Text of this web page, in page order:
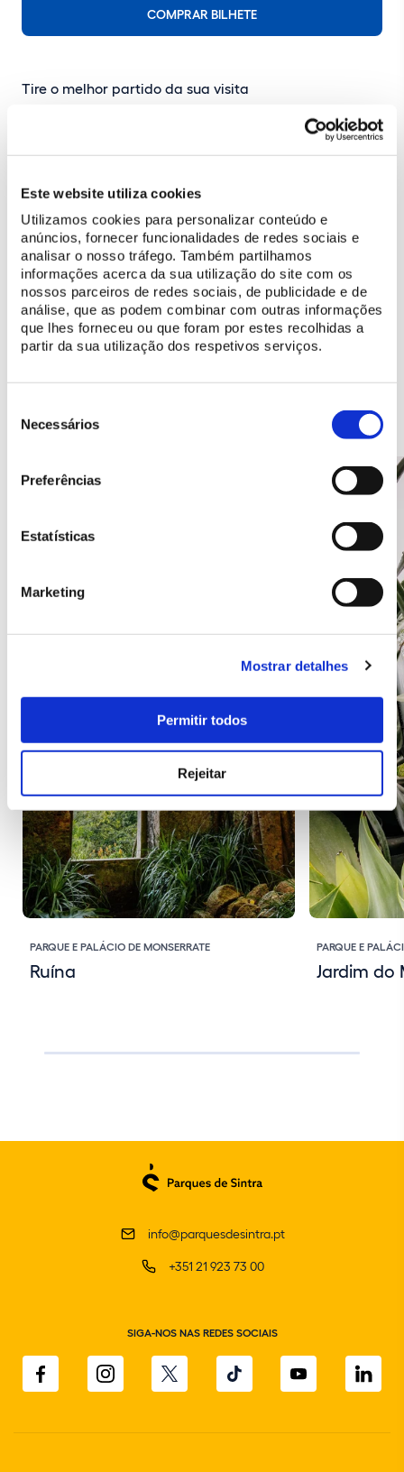
Este website utiliza cookies
Utilizamos cookies para personalizar conteúdo e
anúncios, fornecer funcionalidades de redes sociais e
analisar o nosso tráfego. Também partilhamos
informações acerca da sua utilização do site com os
nossos parceiros de redes sociais, de publicidade e de
análise, que as podem combinar com outras informações
que lhes forneceu ou que foram por estes recolhidas a
partir da sua utilização dos respetivos serviços.
Necessários
Preferências
Estatísticas
Marketing
Mostrar detalhes
Permitir todos
Rejeitar
COMPRAR BILHETE
Tire o melhor partido da sua visita
Saiba mais
História do Parque e Palácio de Monserrate
Conheça os recursos digitais disponíveis
Recantos a descobrir
PARQUE E PALÁCIO DE MONSERRATE
Ruína
PARQUE E
Jardim do
info@parquesdesintra.pt
+351 21 923 73 00
SIGA-NOS NAS REDES SOCIAIS